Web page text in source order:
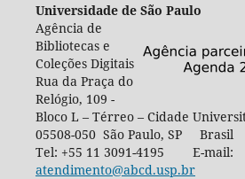
Universidade de São Paulo
Agência de
Bibliotecas e
Coleções Digitais
Rua da Praça do
Relógio, 109 -
Bloco L – Térreo – Cidade
05508-050 São Paulo, SP Brasil
Tel: +55 11 3091-4195 E-mail:
atendimento@abcd.usp.br